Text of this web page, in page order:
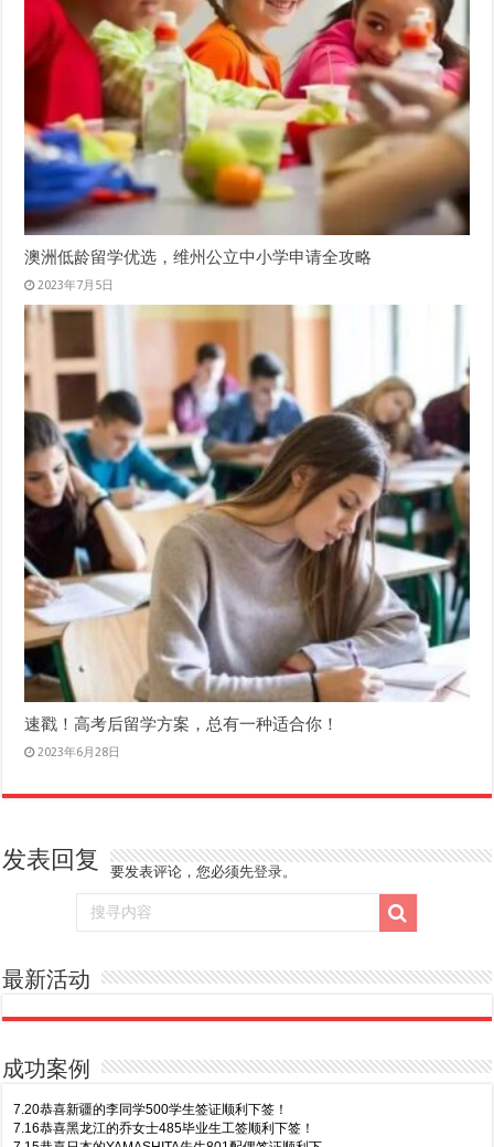
澳洲低龄留学优选，维州公立中小学申请全攻略
2023年7月5日
速戳！高考后留学方案，总有一种适合你！
2023年6月28日
发表回复 要发表评论，您必须先登录。
最新活动
成功案例
7.20恭喜新疆的李同学500学生签证顺利下签！
7.16恭喜黑龙江的乔女士485毕业生工签顺利下签！